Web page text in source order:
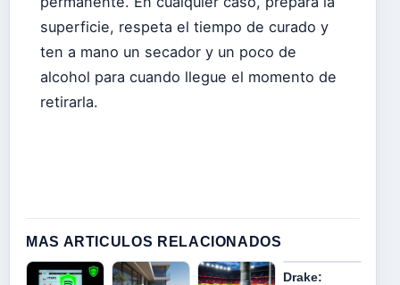
superficie, respeta el tiempo de curado y
ten a mano un secador y un poco de
alcohol para cuando llegue el momento de
retirarla.
MAS ARTICULOS RELACIONADOS
Drake: